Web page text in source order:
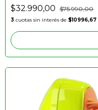
$32.990,00 $75.990,00
3 cuotas sin interés de $10996,67